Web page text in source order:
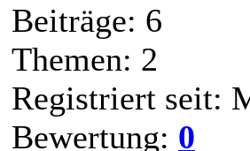
Beiträge: 6
Themen: 2
Registriert seit:
Bewertung: 0